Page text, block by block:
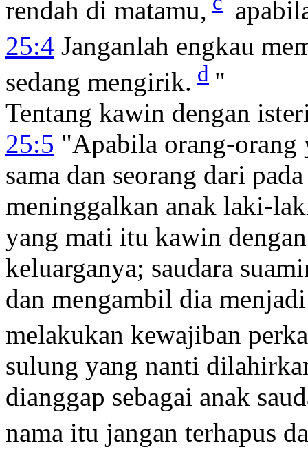
rendah di matamu,
25:4 Janganlah engkau
sedang mengirik. d "
Tentang kawin dengan
25:5 "Apabila orang-orang
sama dan seorang dari
meninggalkan anak laki-
yang mati itu kawin
keluarganya; saudara
dan mengambil dia
melakukan kewajiban
sulung yang nanti
dianggap sebagai anak
nama itu jangan terhapus